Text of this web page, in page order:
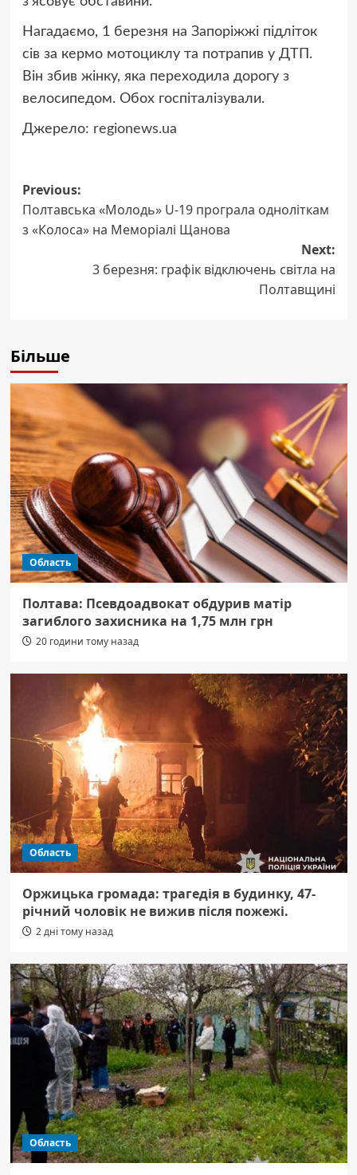
Нагадаємо, 1 березня на Запоріжжі підліток
сів за кермо мотоциклу та потрапив у ДТП.
Він збив жінку, яка переходила дорогу з
велосипедом. Обох госпіталізували.
Джерело: regionews.ua
Post
navigation
Previous:
Полтавська «Молодь» U-19 програла одноліткам
з «Колоса» на Меморіалі Щанова
Next:
3 березня: графік відключень світла на
Полтавщині
Більше
Область
Полтава: Псевдоадвокат обдурив матір
загиблого захисника на 1,75 млн грн
20 години тому назад
Область
Оржицька громада: трагедія в будинку, 47-
річний чоловік не вижив після пожежі.
2 дні тому назад
Область